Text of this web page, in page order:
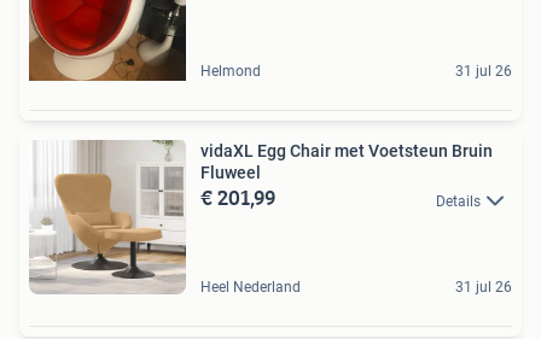
Helmond 31 jul 26
vidaXL Egg Chair met Voetsteun Bruin
Fluweel
€ 201,99 Details
Heel Nederland 31 jul 26